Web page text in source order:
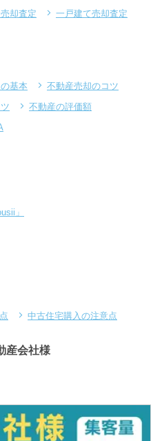
却査定
一戸建て売却査定
基本
不動産売却のコツ
不動産の評価額
」
中古住宅購入の注意点
産会社様